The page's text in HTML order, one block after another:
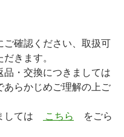
ご確認ください、取扱可
きます。
・交換につきましては
あらかじめご理解の上ご
しては
こちら
をごら